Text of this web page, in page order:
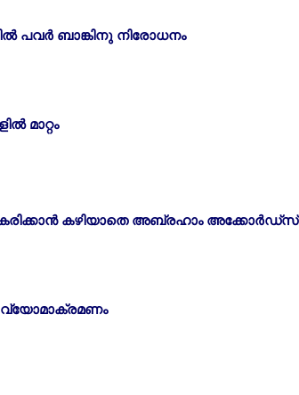
പവര്‍ ബാങ്കിനു നിരോധനം
മാറ്റം
കഴിയാതെ അബ്രഹാം അക്കോര്‍ഡ്സ്